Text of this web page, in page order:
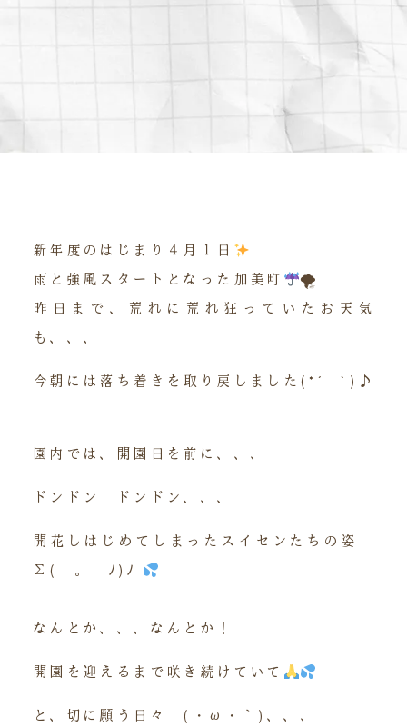
新年度のはじまり４月１日
雨と強風スタートとなった加美町
🌪
昨日まで、荒れに荒れ狂っていたお天気
も、、、
今朝には落ち着きを取り戻しました(*´ `)♪
園内では、開園日を前に、、、
ドンドン ドンドン、、、
開花しはじめてしまったスイセンたちの姿
Σ(￣。￣ﾉ)ﾉ
なんとか、、、なんとか！
開園を迎えるまで咲き続けていて
と、切に願う日々 (・ω・｀)、、、